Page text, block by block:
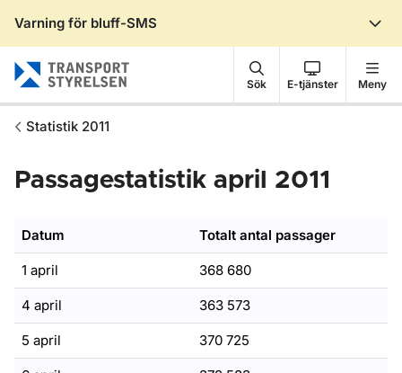
Varning för bluff-SMS
Sök E-tjänster Meny
Statistik 2011
Passagestatistik april 2011
Datum Totalt antal passager
1 april 368 680
4 april 363 573
5 april 370 725